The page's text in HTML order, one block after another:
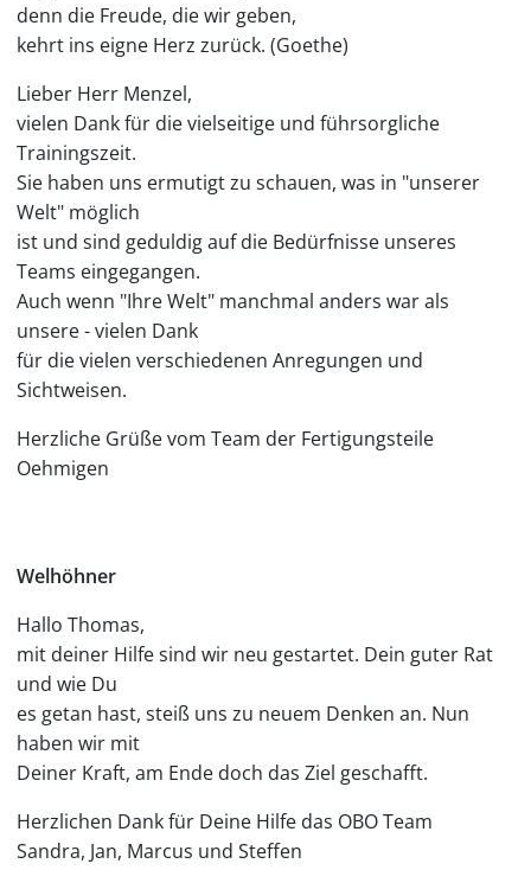
denn die Freude, die wir geben,
kehrt ins eigne Herz zurück. (Goethe)
Lieber Herr Menzel,
vielen Dank für die vielseitige und führsorgliche
Trainingszeit.
Sie haben uns ermutigt zu schauen, was in "unserer
Welt" möglich
ist und sind geduldig auf die Bedürfnisse unseres
Teams eingegangen.
Auch wenn "Ihre Welt" manchmal anders war als
unsere - vielen Dank
für die vielen verschiedenen Anregungen und
Sichtweisen.
Herzliche Grüße vom Team der Fertigungsteile
Oehmigen
Welhöhner
Hallo Thomas,
mit deiner Hilfe sind wir neu gestartet. Dein guter Rat
und wie Du
es getan hast, steiß uns zu neuem Denken an. Nun
haben wir mit
Deiner Kraft, am Ende doch das Ziel geschafft.
Herzlichen Dank für Deine Hilfe das OBO Team
Sandra, Jan, Marcus und Steffen